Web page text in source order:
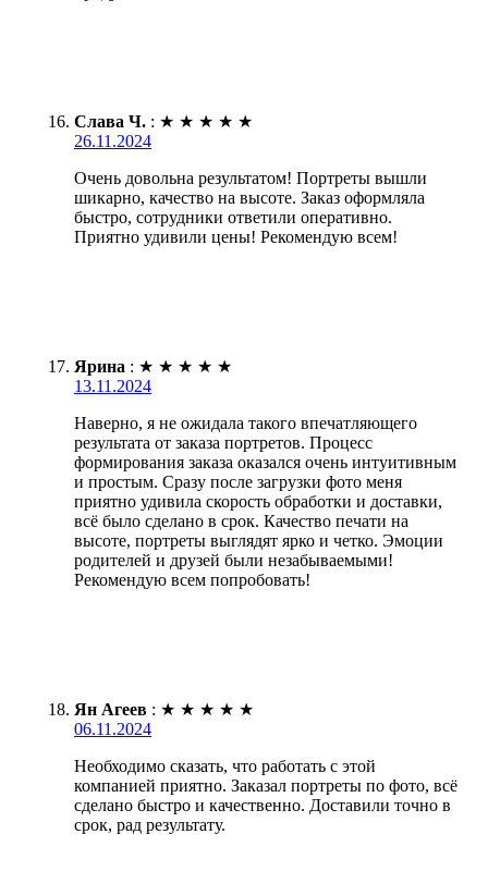
Слава Ч. : ★ ★ ★ ★ ★
26.11.2024
Очень довольна результатом! Портреты вышли
шикарно, качество на высоте. Заказ оформляла
быстро, сотрудники ответили оперативно.
Приятно удивили цены! Рекомендую всем!
Ярина : ★ ★ ★ ★ ★
13.11.2024
Наверно, я не ожидала такого впечатляющего
результата от заказа портретов. Процесс
формирования заказа оказался очень интуитивным
и простым. Сразу после загрузки фото меня
приятно удивила скорость обработки и доставки,
всё было сделано в срок. Качество печати на
высоте, портреты выглядят ярко и четко. Эмоции
родителей и друзей были незабываемыми!
Рекомендую всем попробовать!
Ян Агеев : ★ ★ ★ ★ ★
06.11.2024
Необходимо сказать, что работать с этой
компанией приятно. Заказал портреты по фото, всё
сделано быстро и качественно. Доставили точно в
срок, рад результату.